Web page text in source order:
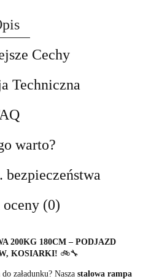
Cechy
Techniczna
warto?
(0)
200KG 180CM – PODJAZD
KOSIARKI! 🚲🔧
załadunku? Nasza stalowa rampa